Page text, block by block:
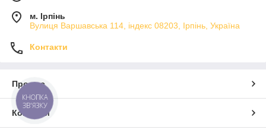
м. Ірпінь
Вулиця Варшавська 114, індекс 08203, Ірпінь, Україна
Контакти
Про нас
Контакти
КНОПКА
ЗВ'ЯЗКУ